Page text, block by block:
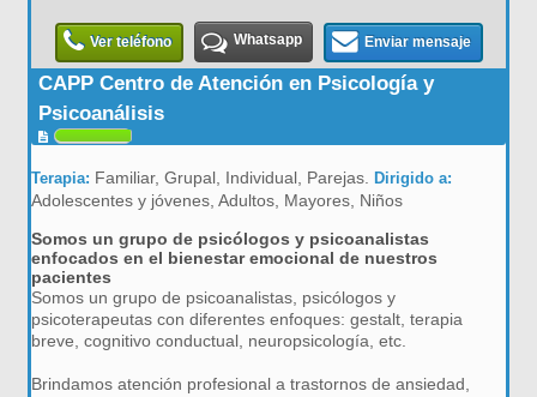
Ver teléfono Whatsapp Enviar mensaje
CAPP Centro de Atención en Psicología y
Psicoanálisis
Terapia: Familiar, Grupal, Individual, Parejas.Dirigido a:
Adolescentes y jóvenes, Adultos, Mayores, Niños
Somos un grupo de psicólogos y psicoanalistas
enfocados en el bienestar emocional de nuestros
pacientes
Somos un grupo de psicoanalistas, psicólogos y
psicoterapeutas con diferentes enfoques: gestalt, terapia
breve, cognitivo conductual, neuropsicología, etc.
Brindamos atención profesional a trastornos de ansiedad,